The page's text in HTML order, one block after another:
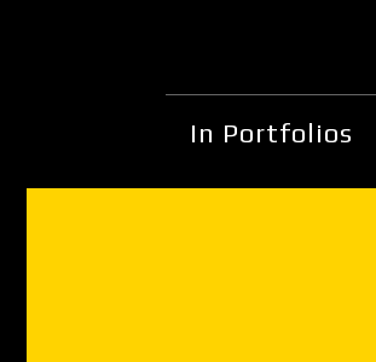
In Portfolios